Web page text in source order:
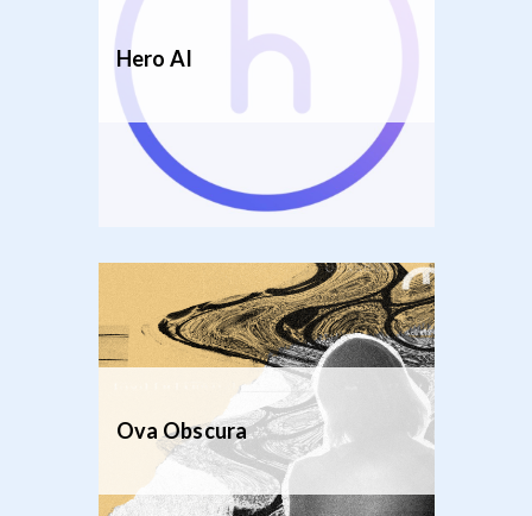
Hero AI
Ova Obscura